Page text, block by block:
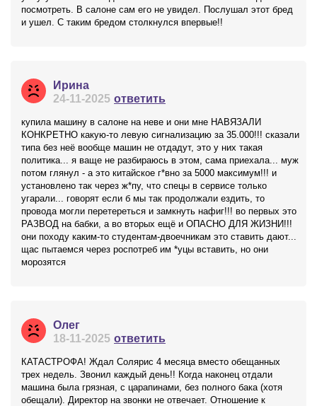
посмотреть. В салоне сам его не увидел. Послушал этот бред
и ушел. С таким бредом столкнулся впервые!!
Ирина
24-11-2025 ответить
купила машину в салоне на неве и они мне НАВЯЗАЛИ
КОНКРЕТНО какую-то левую сигнализацию за 35.000!!! сказали
типа без неё вообще машин не отдадут, это у них такая
политика... я ваще не разбираюсь в этом, сама приехала... муж
потом глянул - а это китайское г*вно за 5000 максимум!!! и
установлено так через ж*пу, что спецы в сервисе только
угарали... говорят если б мы так продолжали ездить, то
провода могли перетереться и замкнуть нафиг!!! во первых это
РАЗВОД на бабки, а во вторых ещё и ОПАСНО ДЛЯ ЖИЗНИ!!!
они походу каким-то студентам-двоечникам это ставить дают...
щас пытаемся через роспотреб им *уцы вставить, но они
морозятся
Олег
18-11-2025 ответить
КАТАСТРОФА! Ждал Солярис 4 месяца вместо обещанных
трех недель. Звонил каждый день!! Когда наконец отдали
машина была грязная, с царапинами, без полного бака (хотя
обещали). Директор на звонки не отвечает. Отношение к